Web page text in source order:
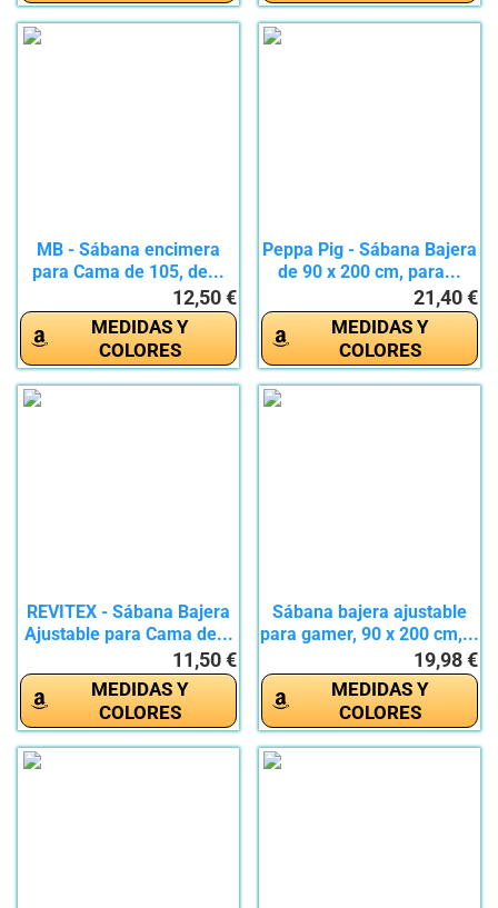
MB - Sábana encimera
para Cama de 105, de...
12,50 €
MEDIDAS Y
COLORES
Peppa Pig - Sábana Bajera
de 90 x 200 cm, para...
21,40 €
MEDIDAS Y
COLORES
REVITEX - Sábana Bajera
Ajustable para Cama de...
11,50 €
MEDIDAS Y
COLORES
Sábana bajera ajustable
para gamer, 90 x 200 cm,...
19,98 €
MEDIDAS Y
COLORES